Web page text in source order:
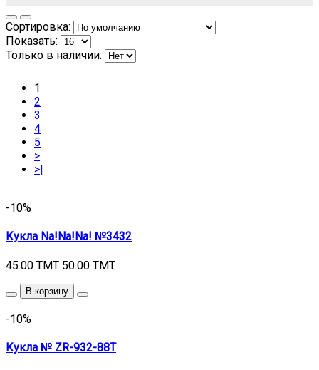
Сортировка:
Показать:
Только в наличии:
1
2
3
4
5
>
>|
-10%
Кукла Na!Na!Na! №3432
45.00 TMT 50.00 TMT
В корзину
-10%
Кукла № ZR-932-88T